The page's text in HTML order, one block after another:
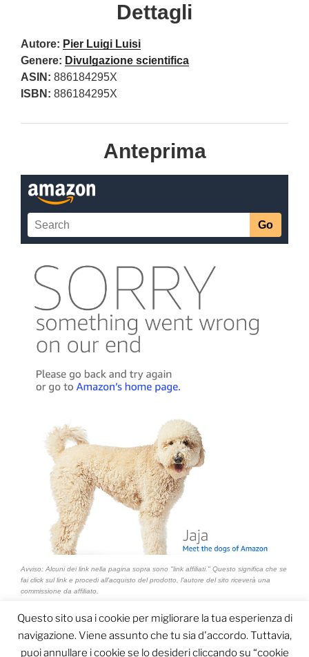
Dettagli
Autore: Pier Luigi Luisi
Genere: Divulgazione scientifica
ASIN: 886184295X
ISBN: 886184295X
Anteprima
Avviso: Alcuni dei link nella pagina sopra sono "link affiliati." Questo significa che se
fai click sul link e procedi all'acquisto del prodotto, l'autore del sito riceverà una
commissione da affiliato.
Questo sito usa i cookie per migliorare la tua esperienza di
navigazione. Viene assunto che tu sia d'accordo. Tuttavia,
puoi annullare i cookie se lo desideri cliccando su “cookie